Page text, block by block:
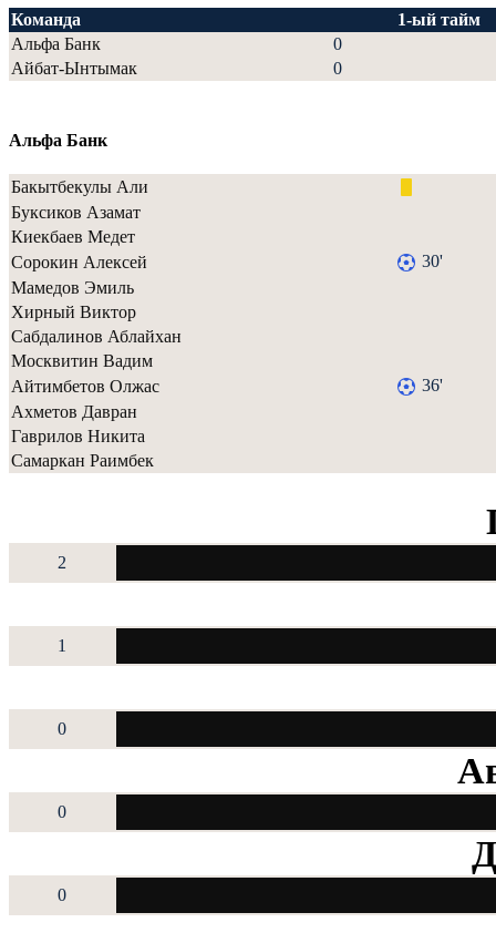
Команда
1-ый тайм
Альфа Банк
0
Айбат-Ынтымак
0
Альфа Банк
Бакытбекулы Али
Буксиков Азамат
Киекбаев Медет
Сорокин Алексей
30'
Мамедов Эмиль
Хирный Виктор
Сабдалинов Аблайхан
Москвитин Вадим
Айтимбетов Олжас
36'
Ахметов Давран
Гаврилов Никита
Самаркан Раимбек
2
1
0
0
0